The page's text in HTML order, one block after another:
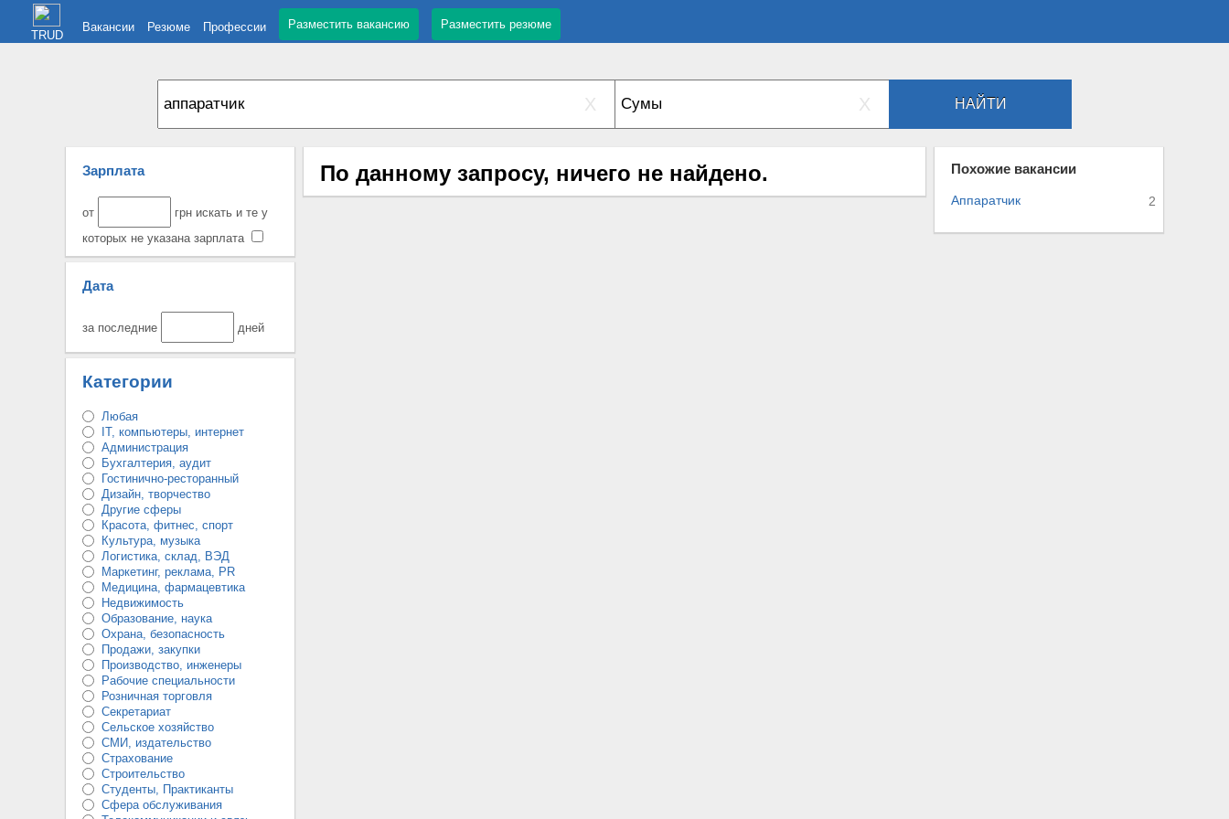
TRUD
Вакансии Резюме Профессии Разместить вакансию Разместить резюме
X X НАЙТИ
Зарплата
от
грн искать и те у
которых не указана зарплата
Дата
за последние дней
Категории
Любая
IT, компьютеры, интернет
Администрация
Бухгалтерия, аудит
Гостинично-ресторанный
Дизайн, творчество
Другие сферы
Красота, фитнес, спорт
Культура, музыка
Логистика, склад, ВЭД
Маркетинг, реклама, PR
Медицина, фармацевтика
Недвижимость
Образование, наука
Охрана, безопасность
Продажи, закупки
Производство, инженеры
Рабочие специальности
Розничная торговля
Секретариат
Сельское хозяйство
СМИ, издательство
Страхование
Строительство
Студенты, Практиканты
Сфера обслуживания
По данному запросу, ничего не найдено. Похожие вакансии
Аппаратчик 2